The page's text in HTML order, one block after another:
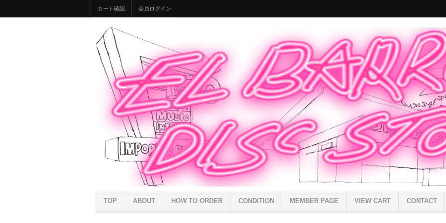
カート確認 会員ログイン
TOP ABOUT HOW TO ORDER CONDITION MEMBER PAGE VIEW CART CONTACT